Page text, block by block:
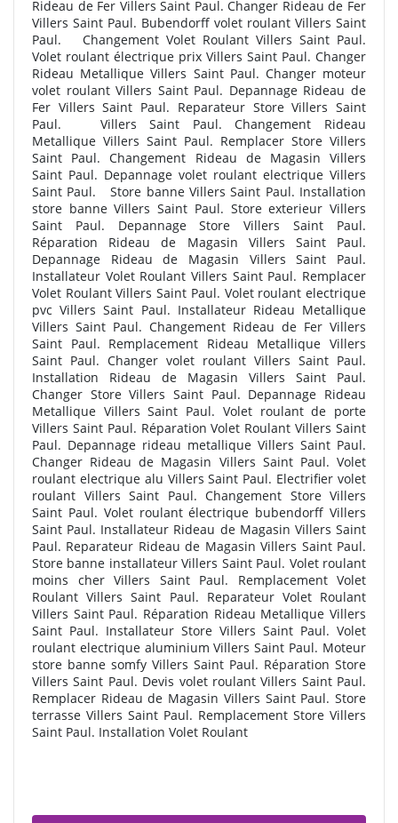
Rideau de Fer Villers Saint Paul. Changer Rideau de Fer
Villers Saint Paul. Bubendorff volet roulant Villers Saint
Paul. Changement Volet Roulant Villers Saint Paul.
Volet roulant électrique prix Villers Saint Paul. Changer
Rideau Metallique Villers Saint Paul. Changer moteur
volet roulant Villers Saint Paul. Depannage Rideau de
Fer Villers Saint Paul. Reparateur Store Villers Saint
Paul.
Villers Saint Paul. Changement Rideau
Metallique Villers Saint Paul. Remplacer Store Villers
Saint Paul. Changement Rideau de Magasin Villers
Saint Paul. Depannage volet roulant electrique Villers
Saint Paul. Store banne Villers Saint Paul. Installation
store banne Villers Saint Paul. Store exterieur Villers
Saint Paul. Depannage Store Villers Saint Paul.
Réparation Rideau de Magasin Villers Saint Paul.
Depannage Rideau de Magasin Villers Saint Paul.
Installateur Volet Roulant Villers Saint Paul. Remplacer
Volet Roulant Villers Saint Paul. Volet roulant electrique
pvc Villers Saint Paul. Installateur Rideau Metallique
Villers Saint Paul. Changement Rideau de Fer Villers
Saint Paul. Remplacement Rideau Metallique Villers
Saint Paul. Changer volet roulant Villers Saint Paul.
Installation Rideau de Magasin Villers Saint Paul.
Changer Store Villers Saint Paul. Depannage Rideau
Metallique Villers Saint Paul. Volet roulant de porte
Villers Saint Paul. Réparation Volet Roulant Villers Saint
Paul. Depannage rideau metallique Villers Saint Paul.
Changer Rideau de Magasin Villers Saint Paul. Volet
roulant electrique alu Villers Saint Paul. Electrifier volet
roulant Villers Saint Paul. Changement Store Villers
Saint Paul. Volet roulant électrique bubendorff Villers
Saint Paul. Installateur Rideau de Magasin Villers Saint
Paul. Reparateur Rideau de Magasin Villers Saint Paul.
Store banne installateur Villers Saint Paul. Volet roulant
moins cher Villers Saint Paul. Remplacement Volet
Roulant Villers Saint Paul. Reparateur Volet Roulant
Villers Saint Paul. Réparation Rideau Metallique Villers
Saint Paul. Installateur Store Villers Saint Paul. Volet
roulant electrique aluminium Villers Saint Paul. Moteur
store banne somfy Villers Saint Paul. Réparation Store
Villers Saint Paul. Devis volet roulant Villers Saint Paul.
Remplacer Rideau de Magasin Villers Saint Paul. Store
terrasse Villers Saint Paul. Remplacement Store Villers
Saint Paul. Installation Volet Roulant